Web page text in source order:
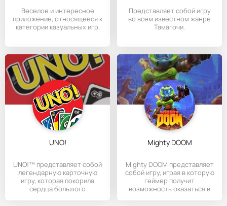
Веселое и интересное
приложение, относящееся к
категории казуальных игр.
Представляет собой игру
во всем известном жанре
Тамагочи.
UNO!
UNO!™ представляет собой
легендарную карточную
игру, которая покорила
сердца большого
Mighty DOOM
Mighty DOOM представляет
собой игру, играя в которую
геймер получит
возможность оказаться в